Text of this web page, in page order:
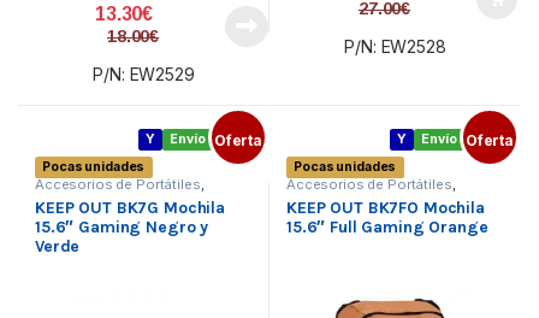
13.30€
18.00€
P/N: EW2529
27.00€
P/N: EW2528
Envío gratis
Y Oferta
Pocas unidades
Accesorios de Portátiles,
Ordenadores
KEEP OUT BK7G Mochila
15.6″ Gaming Negro y
Verde
Envío gratis
Y Oferta
Pocas unidades
Accesorios de Portátiles,
Ordenadores
KEEP OUT BK7FO Mochila
15.6″ Full Gaming Orange